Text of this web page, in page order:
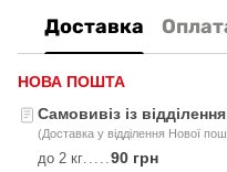
Доставка
НОВА ПОШТА
Самовивіз із відділення
(Доставка у відділення Нової
до 2 кг 90 грн